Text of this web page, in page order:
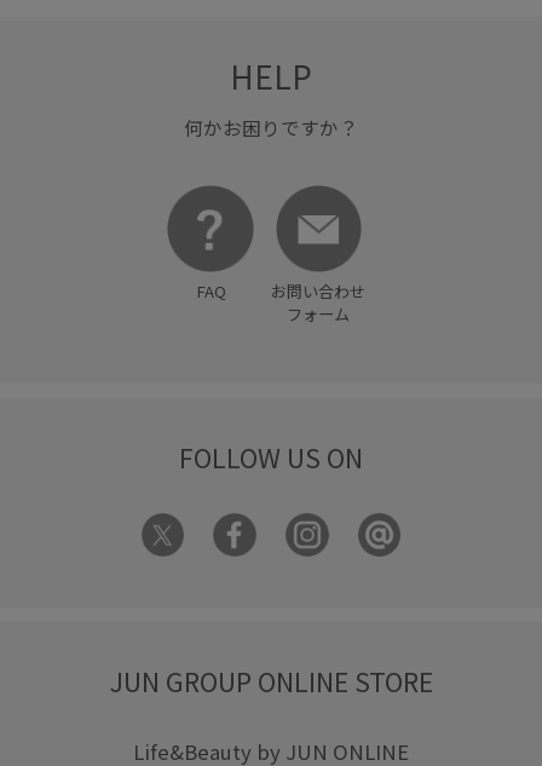
HELP
何かお困りですか？
FAQ
お問い合わせ
フォーム
FOLLOW US ON
JUN GROUP ONLINE STORE
Life&Beauty by JUN ONLINE